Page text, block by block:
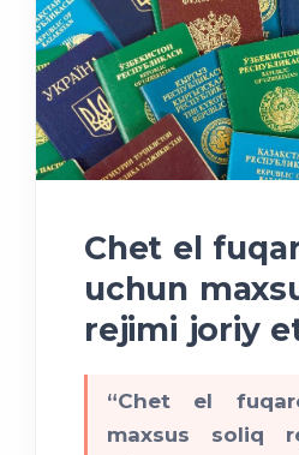
Chet el
uchun
rejimi joriy
“Chet el
maxsus soliq